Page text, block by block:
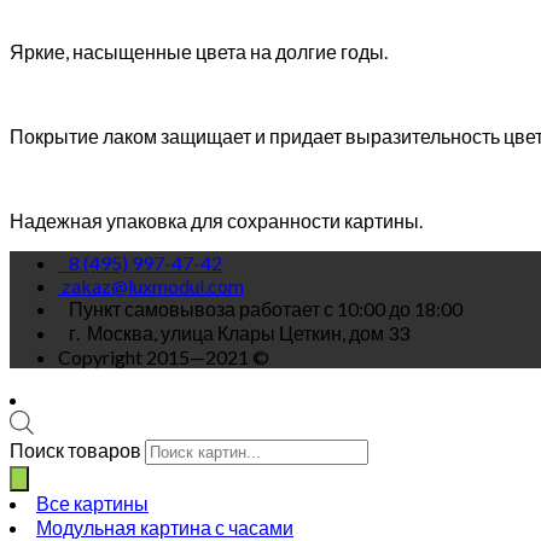
Яркие, насыщенные цвета на долгие годы.
Покрытие лаком защищает и придает выразительность
Надежная упаковка для сохранности картины.
8 (495) 997-47-42
zakaz@luxmodul.com
Пункт самовывоза работает с 10:00 до 18:00
г. Москва, улица Клары Цеткин, дом 33
Copyright 2015—2021 ©
Поиск товаров
Все картины
Модульная картина с часами